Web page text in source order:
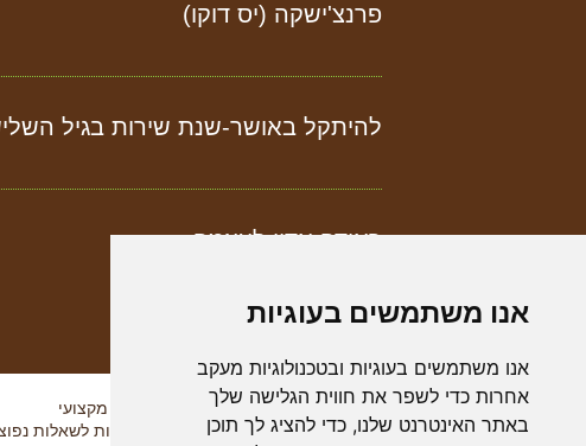
אנו משתמשים בעוגיות
אנו משתמשים בעוגיות ובטכנולוגיות מעקב
אחרות כדי לשפר את חווית הגלישה שלך
באתר האינטרנט שלנו, כדי להציג לך תוכן
פרנצ'ישקה (יס דוקו)
להיתקל באושר-שנת שירות בגיל
ראידה אדון לעצמה
איך הכל התחיל מידע מקצועי
דבר היו"ר
תשובות לשאלות